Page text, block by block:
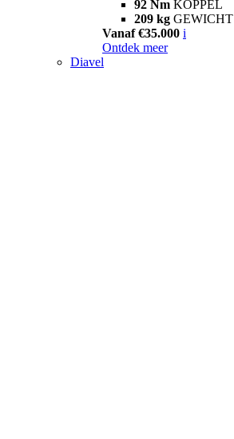
92 Nm KOPPEL
209 kg GEWICHT
Vanaf €35.000 i
Ontdek meer
Diavel